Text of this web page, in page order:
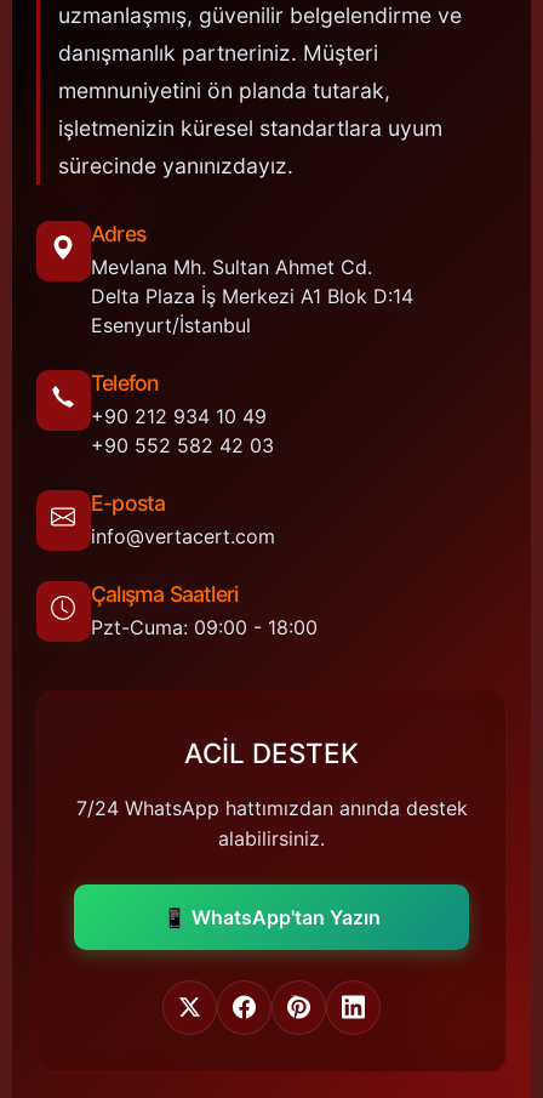
uzmanlaşmış, güvenilir belgelendirme ve
danışmanlık partneriniz. Müşteri
memnuniyetini ön planda tutarak,
işletmenizin küresel standartlara uyum
sürecinde yanınızdayız.
Adres
Mevlana Mh. Sultan Ahmet Cd.
Delta Plaza İş Merkezi A1 Blok D:14
Esenyurt/İstanbul
Telefon
+90 212 934 10 49
+90 552 582 42 03
E-posta
info@vertacert.com
Çalışma Saatleri
Pzt-Cuma: 09:00 - 18:00
ACİL DESTEK
7/24 WhatsApp hattımızdan anında destek
alabilirsiniz.
📱 WhatsApp'tan Yazın